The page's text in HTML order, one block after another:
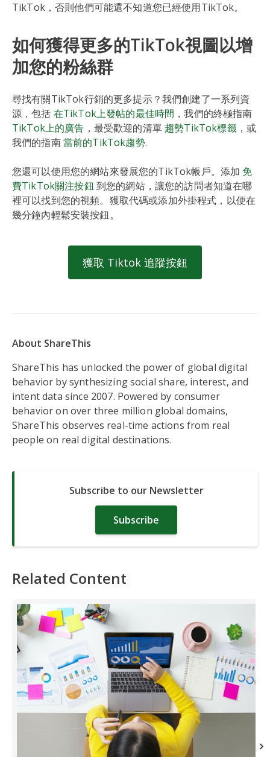
TikTok，否則他們可能還不知道您已經使用TikTok。
如何獲得更多的TikTok視圖以增
加您的粉絲群
尋找有關TikTok行銷的更多提示？我們創建了一系列資
源，包括 在TikTok上發帖的最佳時間 ，我們的終極指南
TikTok上的廣告 ，最受歡迎的清單 趨勢TikTok標籤，或
我們的指南當前的TikTok趨勢.
您還可以使用您的網站來發展您的TikTok帳戶。添加 免
費TikTok關注按鈕 到您的網站，讓您的訪問者知道在哪
裡可以找到您的視頻。獲取代碼或添加外掛程式，以便在
幾分鐘內輕鬆安裝按鈕。
獲取 Tiktok 追蹤按鈕
About ShareThis
ShareThis has unlocked the power of global digital
behavior by synthesizing social share, interest, and
intent data since 2007. Powered by consumer
behavior on over three million global domains,
ShareThis observes real-time actions from real
people on real digital destinations.
Subscribe to our Newsletter
Subscribe
Related Content